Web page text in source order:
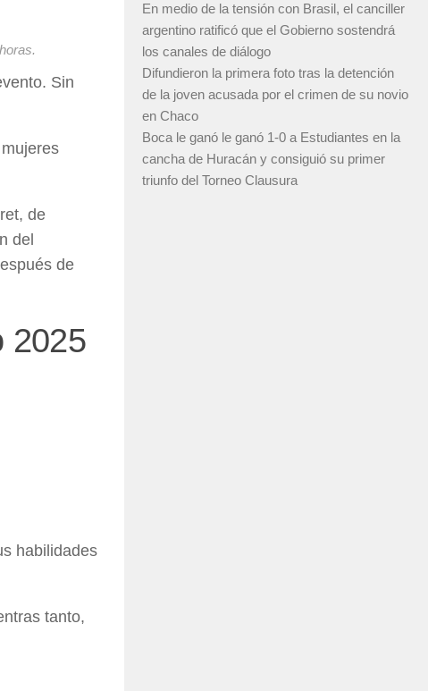
Sin
de
del
de
2025
habilidades
tanto,
En medio de la tensión con Brasil, el canciller
argentino ratificó que el Gobierno sostendrá
los canales de diálogo
Difundieron la primera foto tras la detención
de la joven acusada por el crimen de su novio
en Chaco
Boca le ganó le ganó 1-0 a Estudiantes en la
cancha de Huracán y consiguió su primer
triunfo del Torneo Clausura